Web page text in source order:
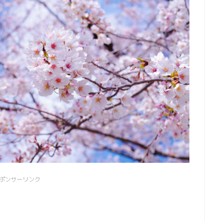
ンサーリンク